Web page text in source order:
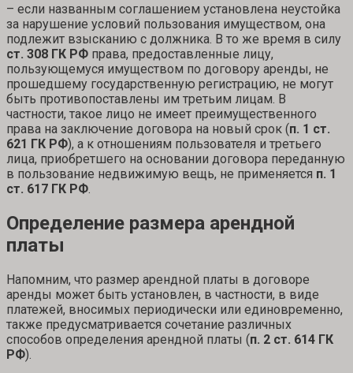
– если названным соглашением установлена неустойка
за нарушение условий пользования имуществом, она
подлежит взысканию с должника. В то же время в силу
ст. 308 ГК РФ права, предоставленные лицу,
пользующемуся имуществом по договору аренды, не
прошедшему государственную регистрацию, не могут
быть противопоставлены им третьим лицам. В
частности, такое лицо не имеет преимущественного
права на заключение договора на новый срок (п. 1 ст.
621 ГК РФ), а к отношениям пользователя и третьего
лица, приобретшего на основании договора переданную
в пользование недвижимую вещь, не применяется п. 1
ст. 617 ГК РФ
Определение размера арендной
платы
Напомним, что размер арендной платы в договоре
аренды может быть установлен, в частности, в виде
платежей, вносимых периодически или единовременно,
также предусматривается сочетание различных
способов определения арендной платы (п. 2 ст. 614 ГК
РФ).